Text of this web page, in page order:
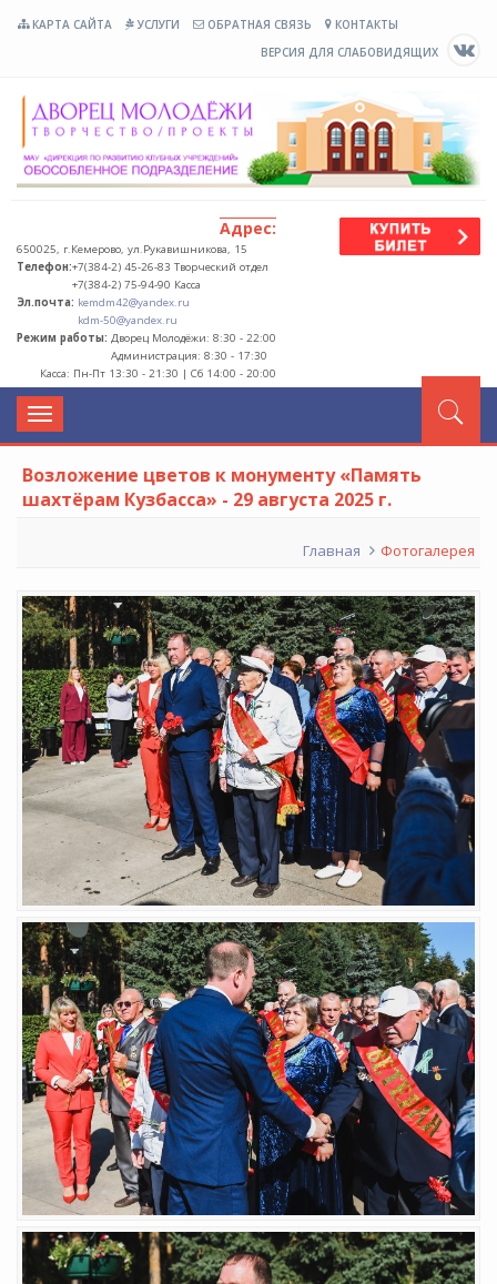
КАРТА САЙТА УСЛУГИ ОБРАТНАЯ СВЯЗЬ
КОНТАКТЫ
ВЕРСИЯ ДЛЯ СЛАБОВИДЯЩИХ
Адрес:
650025, г.Кемерово, ул.Рукавишникова, 15
Телефон:+7(384-2) 45-26-83 Творческий отдел
+7(384-2) 75-94-90 Касса
Эл.почта: kemdm42@yandex.ru
kdm-50@yandex.ru
Режим работы: Дворец Молодёжи: 8:30 - 22:00
Администрация: 8:30 - 17:30
Касса: Пн-Пт 13:30 - 21:30 | Сб 14:00 - 20:00
Переключение
навигации
Возложение цветов к монументу «Память
шахтёрам Кузбасса» - 29 августа 2025 г.
Главная Фотогалерея